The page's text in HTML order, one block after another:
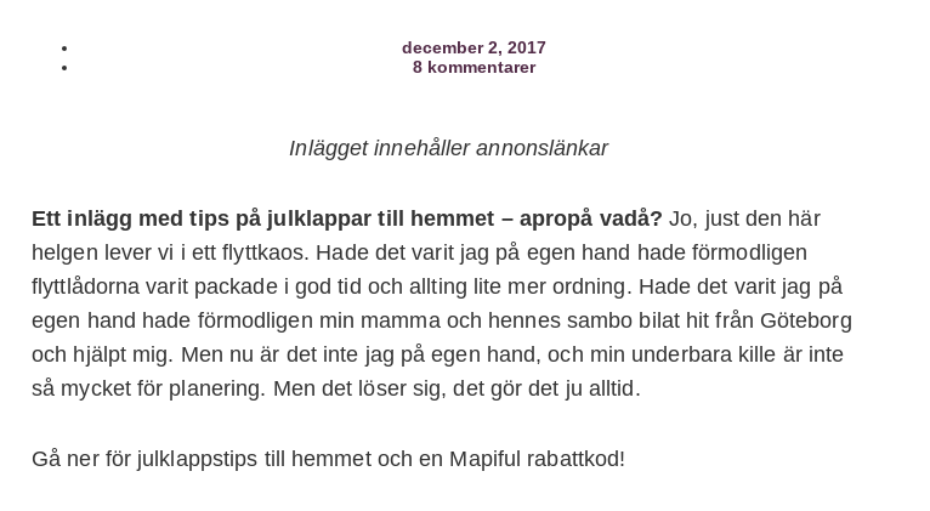
december 2, 2017
8 kommentarer
Inlägget innehåller annonslänkar
Ett inlägg med tips på julklappar till hemmet – apropå vadå? Jo, just den här
helgen lever vi i ett flyttkaos. Hade det varit jag på egen hand hade förmodligen
flyttlådorna varit packade i god tid och allting lite mer ordning. Hade det varit jag på
egen hand hade förmodligen min mamma och hennes sambo bilat hit från Göteborg
och hjälpt mig. Men nu är det inte jag på egen hand, och min underbara kille är inte
så mycket för planering. Men det löser sig, det gör det ju alltid.
Gå ner för julklappstips till hemmet och en Mapiful rabattkod!